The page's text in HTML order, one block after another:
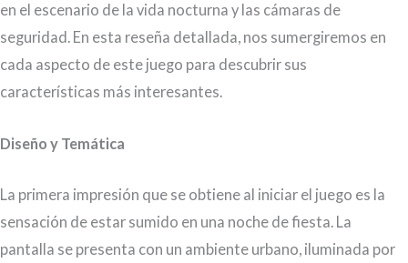
en el escenario de la vida nocturna y las cámaras de
seguridad. En esta reseña detallada, nos sumergiremos en
cada aspecto de este juego para descubrir sus
características más interesantes.
Diseño y Temática
La primera impresión que se obtiene al iniciar el juego es la
sensación de estar sumido en una noche de fiesta. La
pantalla se presenta con un ambiente urbano, iluminada por